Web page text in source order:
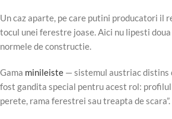
Un caz aparte, pe care putini producatori il
tocul unei ferestre joase. Aici nu lipesti
normele de constructie.
Gama minileiste — sistemul austriac distins
fost gandita special pentru acest rol:
perete, rama ferestrei sau treapta de